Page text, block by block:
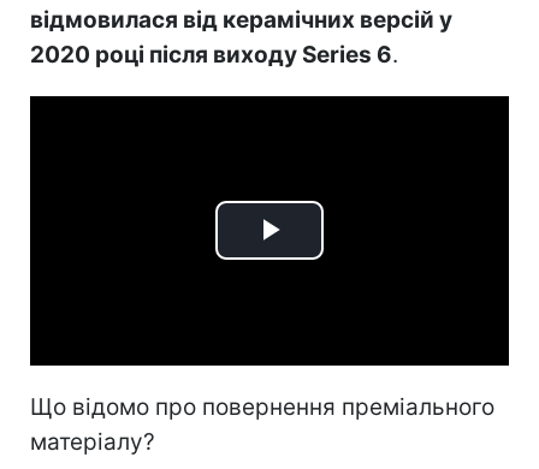
відмовилася від керамічних версій у
2020 році після виходу Series 6.
Play
Що відомо про повернення преміального
матеріалу?